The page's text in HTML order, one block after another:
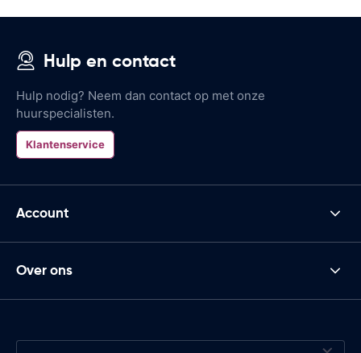
Hulp en contact
Hulp nodig? Neem dan contact op met onze
huurspecialisten.
Klantenservice
Account
Over ons